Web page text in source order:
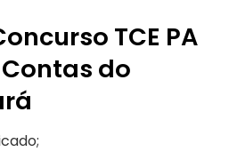
TCE PA
do